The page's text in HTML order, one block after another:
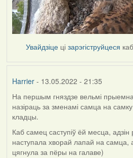
Увайдзіце цізарэгіструйцеся
Harrier- 13.05.2022 - 21:35
На першым гняздзе вельмі
назіраць за зменамі самца на
кладцы.
Каб самец саступіў ёй месца,
наступала хворай лапай на самца,
цягнула за пёры на галаве)